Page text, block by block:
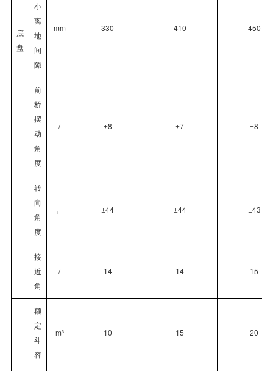
底
盘
小
离
地
间
隙
mm 330 410 450
前
桥
摆
动
角
度
/ ±8 ±7 ±8
转
向
角
度
。 ±44 ±44 ±43
接
近
角
/ 14 14 15
额
定
斗
容
m³ 10 15 20